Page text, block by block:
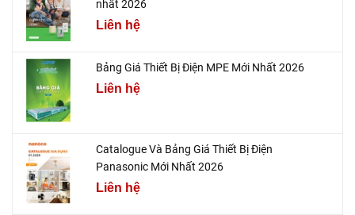
nhất 2026
Liên hệ
Bảng Giá Thiết Bị Điện MPE Mới Nhất 2026
Liên hệ
Catalogue Và Bảng Giá Thiết Bị Điện
Panasonic Mới Nhất 2026
Liên hệ